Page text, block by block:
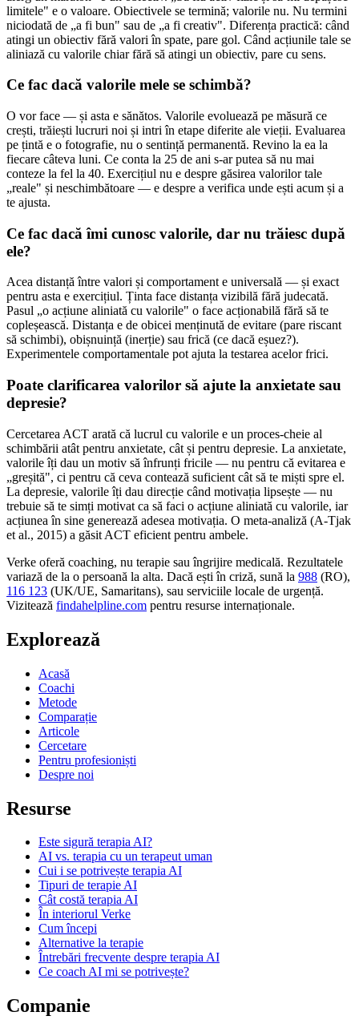
limitele" e o valoare. Obiectivele se termină; valorile nu. Nu termini
niciodată de „a fi bun" sau de „a fi creativ". Diferența practică: când
atingi un obiectiv fără valori în spate, pare gol. Când acțiunile tale se
aliniază cu valorile chiar fără să atingi un obiectiv, pare cu sens.
Ce fac dacă valorile mele se schimbă?
O vor face — și asta e sănătos. Valorile evoluează pe măsură ce
crești, trăiești lucruri noi și intri în etape diferite ale vieții. Evaluarea
pe țintă e o fotografie, nu o sentință permanentă. Revino la ea la
fiecare câteva luni. Ce conta la 25 de ani s-ar putea să nu mai
conteze la fel la 40. Exercițiul nu e despre găsirea valorilor tale
„reale" și neschimbătoare — e despre a verifica unde ești acum și a
te ajusta.
Ce fac dacă îmi cunosc valorile, dar nu trăiesc după
ele?
Acea distanță între valori și comportament e universală — și exact
pentru asta e exercițiul. Ținta face distanța vizibilă fără judecată.
Pasul „o acțiune aliniată cu valorile" o face acționabilă fără să te
copleșească. Distanța e de obicei menținută de evitare (pare riscant
să schimbi), obișnuință (inerție) sau frică (ce dacă eșuez?).
Experimentele comportamentale pot ajuta la testarea acelor frici.
Poate clarificarea valorilor să ajute la anxietate sau
depresie?
Cercetarea ACT arată că lucrul cu valorile e un proces-cheie al
schimbării atât pentru anxietate, cât și pentru depresie. La anxietate,
valorile îți dau un motiv să înfrunți fricile — nu pentru că evitarea e
„greșită", ci pentru că ceva contează suficient cât să te miști spre el.
La depresie, valorile îți dau direcție când motivația lipsește — nu
trebuie să te simți motivat ca să faci o acțiune aliniată cu valorile, iar
acțiunea în sine generează adesea motivația. O meta-analiză (A-Tjak
et al., 2015) a găsit ACT eficient pentru ambele.
Verke oferă coaching, nu terapie sau îngrijire medicală. Rezultatele
variază de la o persoană la alta. Dacă ești în criză, sună la 988 (RO),
116 123 (UK/UE, Samaritans), sau serviciile locale de urgență.
Vizitează findahelpline.com pentru resurse internaționale.
Explorează
Acasă
Coachi
Metode
Comparație
Articole
Cercetare
Pentru profesioniști
Despre noi
Resurse
Este sigură terapia AI?
AI vs. terapia cu un terapeut uman
Cui i se potrivește terapia AI
Tipuri de terapie AI
Cât costă terapia AI
În interiorul Verke
Cum începi
Alternative la terapie
Întrebări frecvente despre terapia AI
Ce coach AI mi se potrivește?
Companie